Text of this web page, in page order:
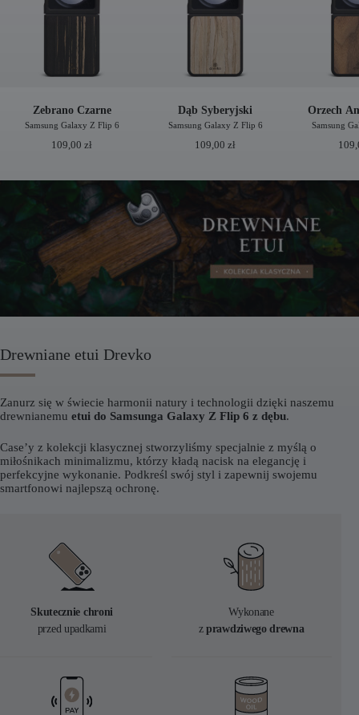
Zebrano Czarne
Samsung Galaxy Z Flip 6
109,00zł
Dąb Syberyjski
Samsung Galaxy Z Flip 6
109,00zł
Orzech
Samsung
Drewniane etui Drevko
Zanurz się w świecie harmonii natury i technologii dzięki naszemu
drewnianemu etui do Samsunga Galaxy Z Flip 6 z dębu.
Case’y z kolekcji klasycznej stworzyliśmy specjalnie z myślą o
miłośnikach minimalizmu, którzy kładą nacisk na elegancję i
perfekcyjne wykonanie. Podkreśl swój styl i zapewnij swojemu
smartfonowi najlepszą ochronę.
Skutecznie chroni
przed upadkami
Wykonane
z prawdziwego drewna